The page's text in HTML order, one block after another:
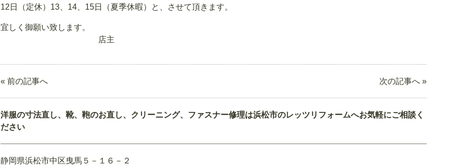
12日（定休）13、14、15日（夏季休暇）と、させて頂きます。
宜しく御願い致します。
店主
« 前の記事へ 次の記事へ »
洋服の寸法直し、靴、鞄のお直し、クリーニング、ファスナー修理は浜松市のレッツリフォームへお気軽にご相談く
ださい
静岡県浜松市中区曳馬５－１６－２